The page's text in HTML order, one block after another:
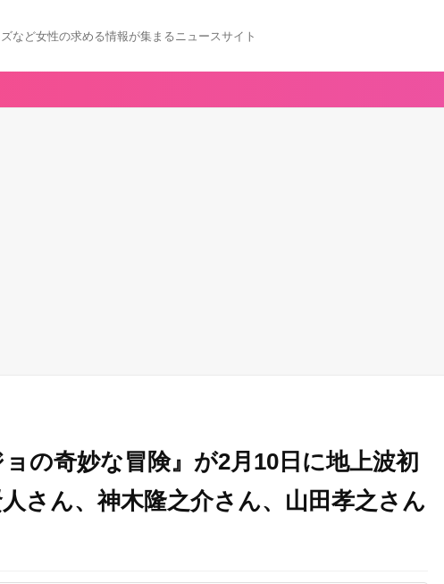
など女性の求める情報が集まるニュースサイト
の奇妙な冒険』が2月10日に地上波初
さん、神木隆之介さん、山田孝之さん